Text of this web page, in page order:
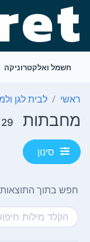
חשמל ואלקטרוניקה
ראשי לבית לגן
מחבתות 29 מוצרים
סינון
חפש בתוך התוצאות